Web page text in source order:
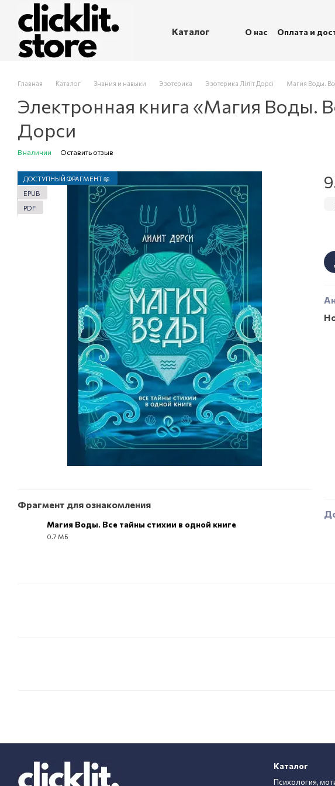
Перейти к основному контенту
Каталог О нас Оплата и
Главная Каталог Знания и навыки Эзотерика Эзотерика Ліліт Дорсі Магия Воды.
Электронная книга «Магия Воды.
Дорси
В наличии Оставить отзыв
ДОСТУПНЫЙ ФРАГМЕНТ 📖
EPUB
PDF
Фрагмент для ознакомления
Магия Воды. Все тайны стихии в одной книге
0.7 МБ
Каталог
Психология,